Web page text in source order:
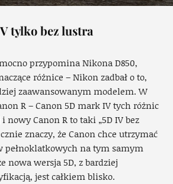
tylko bez lustra
przypomina Nikona D850,
różnice – Nikon zadbał o to,
zaawansowanym modelem. W
R – Canon 5D mark IV tych różnic
Canon R to taki „5D IV bez
znaczy, że Canon chce utrzymać
na tym samym
nowa wersja 5D, z bardziej
jest całkiem blisko.